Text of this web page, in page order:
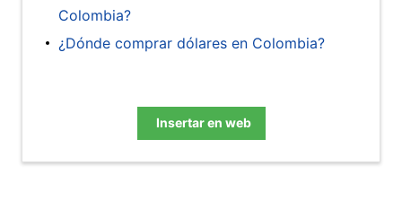
Colombia?
¿Dónde comprar dólares en Colombia?
Insertar en web